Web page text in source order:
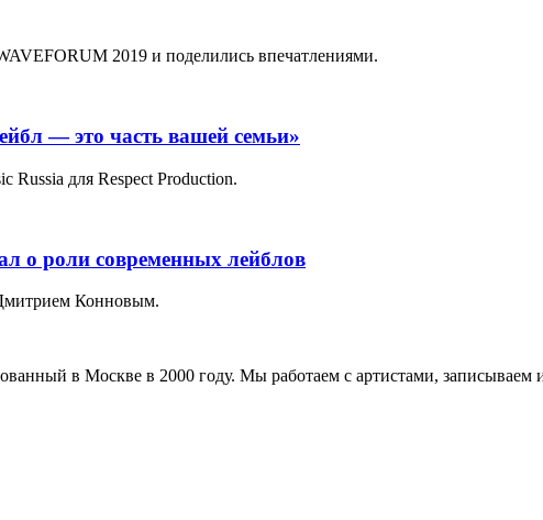
2019 и поделились впечатлениями.
— это часть вашей семьи»
Russia для Respect Production.
о роли современных лейблов
Конновым.
в Москве в 2000 году. Мы работаем с артистами,